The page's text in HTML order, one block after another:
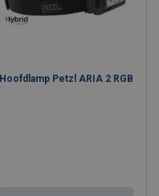
Hoofdlamp Petzl ARIA 2 RGB